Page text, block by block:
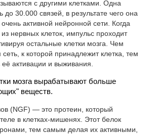
с другими клетками. Одна
до 30.000 связей, в результате чего она
активной нейронной сети. Когда
нервных клеток, импульс проходит
остальные клетки мозга. Чем
к которой принадлежит клетка, тем
активации и выживания.
мозга вырабатывают больше
веществ.
(NGF) — это протеин, который
в клетках-мишенях. Этот белок
тем самым делая их активными,